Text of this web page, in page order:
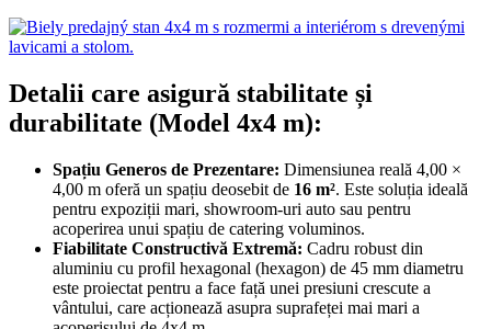
Detalii care asigură stabilitate și
durabilitate (Model 4x4 m):
Spațiu Generos de Prezentare: Dimensiunea reală 4,00 ×
4,00 m oferă un spațiu deosebit de 16 m². Este soluția ideală
pentru expoziții mari, showroom-uri auto sau pentru
acoperirea unui spațiu de catering voluminos.
Fiabilitate Constructivă Extremă: Cadru robust din
aluminiu cu profil hexagonal (hexagon) de 45 mm diametru
este proiectat pentru a face față unei presiuni crescute a
vântului, care acționează asupra suprafeței mai mari a